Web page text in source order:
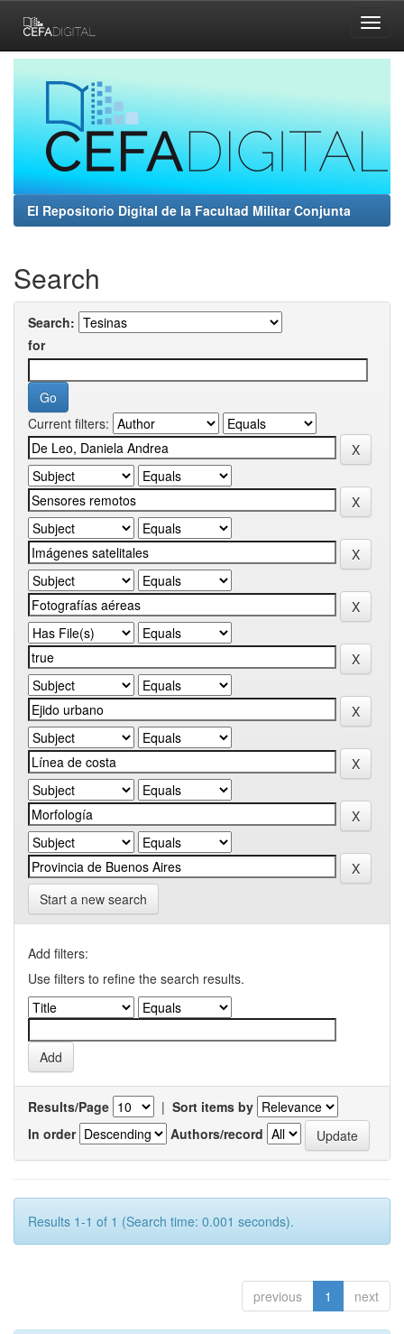
navigation
El Repositorio Digital de la Facultad Militar Conjunta
Search
Search:
for
Current filters:
Start a new search
Add filters:
Use filters to refine the search results.
Results/Page | Sort items by
In order
Authors/record
Results 1-1 of 1 (Search time: 0.001 seconds).
previous 1 next